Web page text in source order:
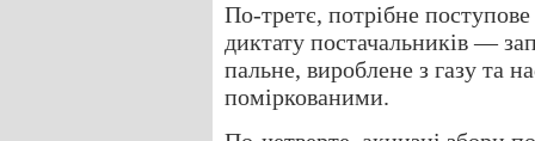
По-третє, потрібне
диктату постачальників —
пальне, вироблене з газу та
поміркованими.